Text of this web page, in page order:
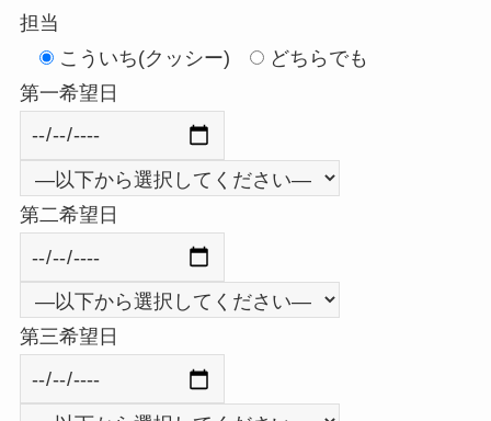
担当
こういち(クッシー)
どちらでも
第一希望日
第二希望日
第三希望日